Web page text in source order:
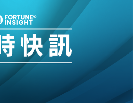
萬點後回穩 全周仍升近2%
帥 玩具「反」斗城亞洲CEO蔡德
動收跌 連挫7周創逾3年最長跌勢